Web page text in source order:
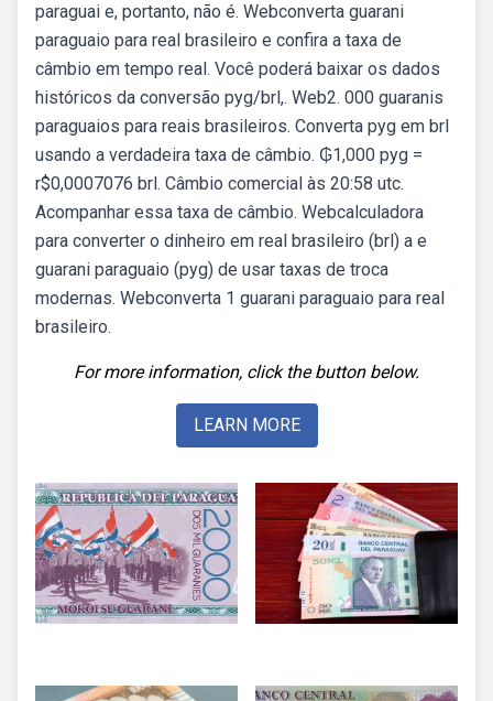
paraguai e, portanto, não é. Webconverta guarani
paraguaio para real brasileiro e confira a taxa de
câmbio em tempo real. Você poderá baixar os dados
históricos da conversão pyg/brl,. Web2. 000 guaranis
paraguaios para reais brasileiros. Converta pyg em brl
usando a verdadeira taxa de câmbio. ₲1,000 pyg =
r$0,0007076 brl. Câmbio comercial às 20:58 utc.
Acompanhar essa taxa de câmbio. Webcalculadora
para converter o dinheiro em real brasileiro (brl) a e
guarani paraguaio (pyg) de usar taxas de troca
modernas. Webconverta 1 guarani paraguaio para real
brasileiro.
For more information, click the button below.
LEARN MORE